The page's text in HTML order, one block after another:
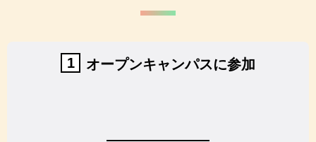
1 オープンキャンパスに参加